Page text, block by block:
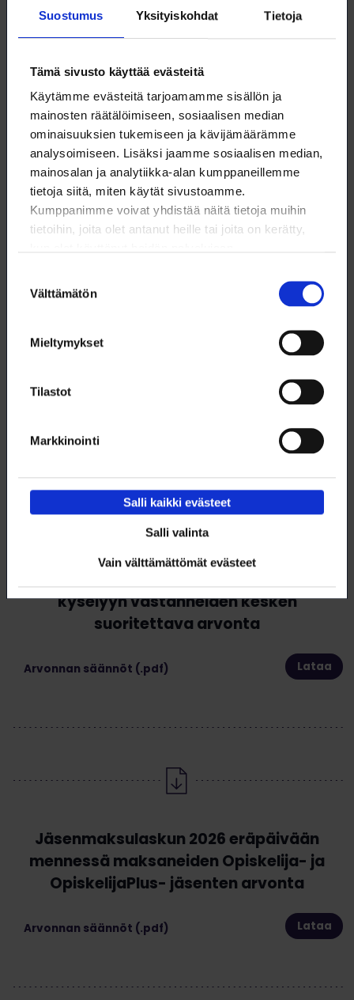
Suostumus Yksityiskohdat Tietoja
Tämä sivusto käyttää evästeitä
Käytämme evästeitä tarjoamamme sisällön ja
mainosten räätälöimiseen, sosiaalisen median
ominaisuuksien tukemiseen ja kävijämäärämme
analysoimiseen. Lisäksi jaamme sosiaalisen median,
mainosalan ja analytiikka-alan kumppaneillemme
tietoja siitä, miten käytät sivustoamme.
Kumppanimme voivat yhdistää näitä tietoja muihin
tietoihin, joita olet antanut heille tai joita on kerätty,
valinta
Välttämätön
Mieltymykset
Tilastot
Markkinointi
Salli kaikki evästeet
Salli valinta
Vain välttämättömät evästeet
Palautelomakkeen täyttäneiden kesken
suoritettava arvonta
Arvonnan säännöt (.pdf)
Lataa
kyselyyn vastanneiden kesken
suoritettava arvonta
Arvonnan säännöt (.pdf) Lataa
Jäsenmaksulaskun 2026 eräpäivään
mennessä maksaneiden Opiskelija- ja
OpiskelijaPlus- jäsenten arvonta
Arvonnan säännöt (.pdf) Lataa